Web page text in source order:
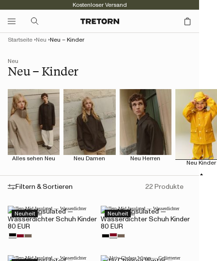
Kostenloser Versand
Neu
Neu – Kinder
Startseite Neu Neu – Kinder
Alles sehen Neu Neu Damen Neu Herren
Neu Kinder
Filtern & Sortieren 22 Produkte
Neuheit
Tero Mid Insulated —
Wasserdichter Schuh Kinder
80 EUR
Neuheit
Tero Mid Insulated —
Wasserdichter Schuh Kinder
80 EUR